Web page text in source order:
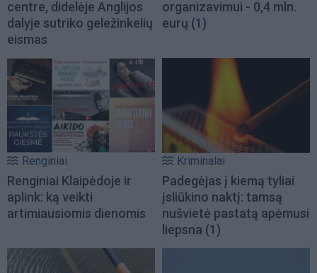
centre, didelėje Anglijos
dalyje sutriko geležinkelių
eismas
organizavimui - 0,4 mln.
eurų (1)
Renginiai
Renginiai Klaipėdoje ir
aplink: ką veikti
artimiausiomis dienomis
Kriminalai
Padegėjas į kiemą tyliai
įsliūkino naktį: tamsą
nušvietė pastatą apėmusi
liepsna (1)